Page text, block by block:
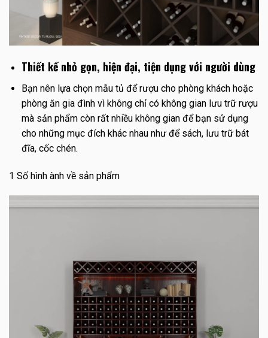
Thiết kế nhỏ gọn, hiện đại, tiện dụng với người dùng
Bạn nên lựa chọn mẫu tủ để rượu cho phòng khách hoặc
phòng ăn gia đình vì không chỉ có không gian lưu trữ rượu
mà sản phẩm còn rất nhiều không gian để bạn sử dụng
cho những mục đích khác nhau như để sách, lưu trữ bát
đĩa, cốc chén.
1 Số hình ành về sản phẩm